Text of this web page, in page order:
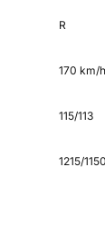
R
170 km/h
115/113
1215/